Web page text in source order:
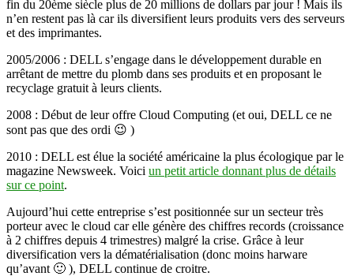
fin du 20ème siècle plus de 20 millions de dollars par jour ! Mais ils
n’en restent pas là car ils diversifient leurs produits vers des serveurs
et des imprimantes.
2005/2006 : DELL s’engage dans le développement durable en
arrêtant de mettre du plomb dans ses produits et en proposant le
recyclage gratuit à leurs clients.
2008 : Début de leur offre Cloud Computing (et oui, DELL ce ne
sont pas que des ordi 😉 )
2010 : DELL est élue la société américaine la plus écologique par le
magazine Newsweek. Voici un petit article donnant plus de détails
sur ce point.
Aujourd’hui cette entreprise s’est positionnée sur un secteur très
porteur avec le cloud car elle génère des chiffres records (croissance
à 2 chiffres depuis 4 trimestres) malgré la crise. Grâce à leur
diversification vers la dématérialisation (donc moins harware
qu’avant 🙂 ), DELL continue de croitre.